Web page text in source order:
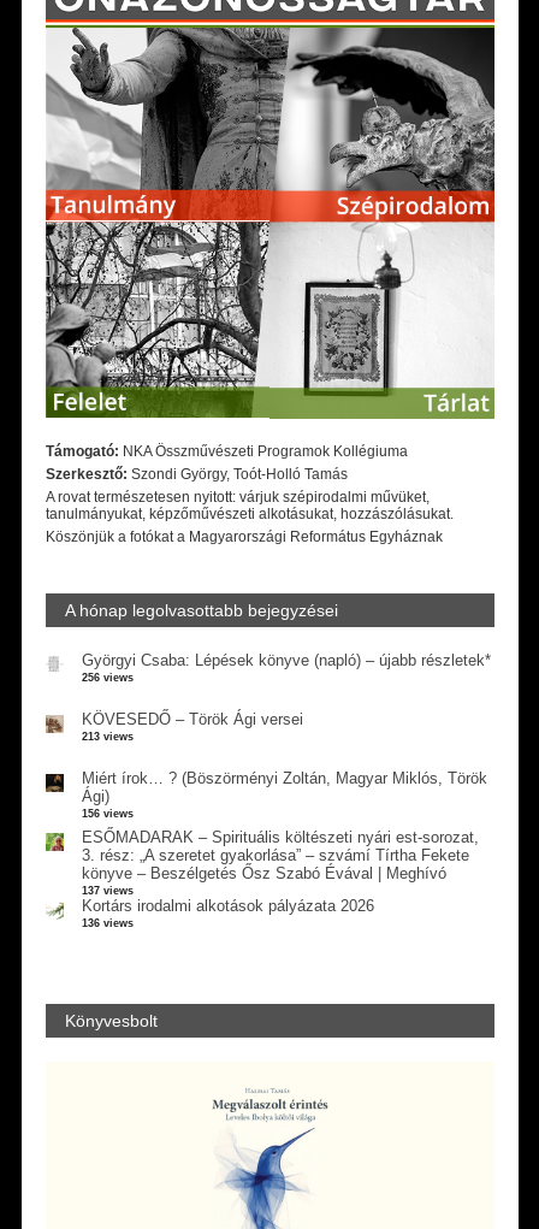
Támogató: NKA Összművészeti Programok Kollégiuma
Szerkesztő: Szondi György, Toót-Holló Tamás
A rovat természetesen nyitott: várjuk szépirodalmi művüket,
tanulmányukat, képzőművészeti alkotásukat, hozzászólásukat.
Köszönjük a fotókat a Magyarországi Református Egyháznak
A hónap legolvasottabb bejegyzései
Györgyi Csaba: Lépések könyve (napló) – újabb részletek*
256 views
KÖVESEDŐ – Török Ági versei
213 views
Miért írok… ? (Böszörményi Zoltán, Magyar Miklós, Török
Ági)
156 views
ESŐMADARAK – Spirituális költészeti nyári est-sorozat,
3. rész: „A szeretet gyakorlása” – szvámí Tírtha Fekete
könyve – Beszélgetés Ősz Szabó Évával | Meghívó
137 views
Kortárs irodalmi alkotások pályázata 2026
136 views
Könyvesbolt